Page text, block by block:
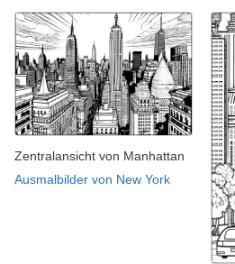
Zentralansicht von Manhattan
Ausmalbilder von New York